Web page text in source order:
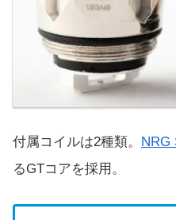
付属コイルは2種類。 NRG
るGTコアを採用。